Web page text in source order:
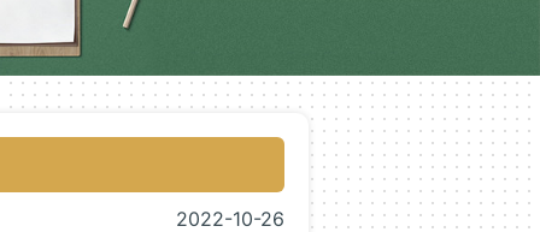
2022-10-26